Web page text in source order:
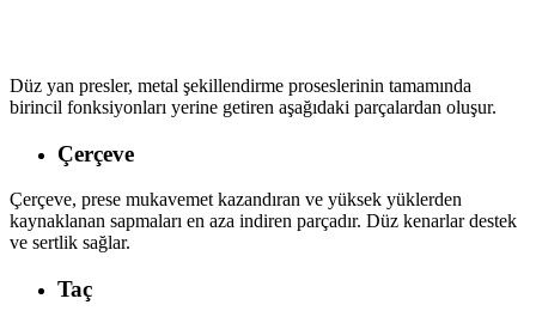
Düz yan presler, metal şekillendirme proseslerinin tamamında
birincil fonksiyonları yerine getiren aşağıdaki parçalardan oluşur.
Çerçeve
Çerçeve, prese mukavemet kazandıran ve yüksek yüklerden
kaynaklanan sapmaları en aza indiren parçadır. Düz kenarlar destek
ve sertlik sağlar.
Taç